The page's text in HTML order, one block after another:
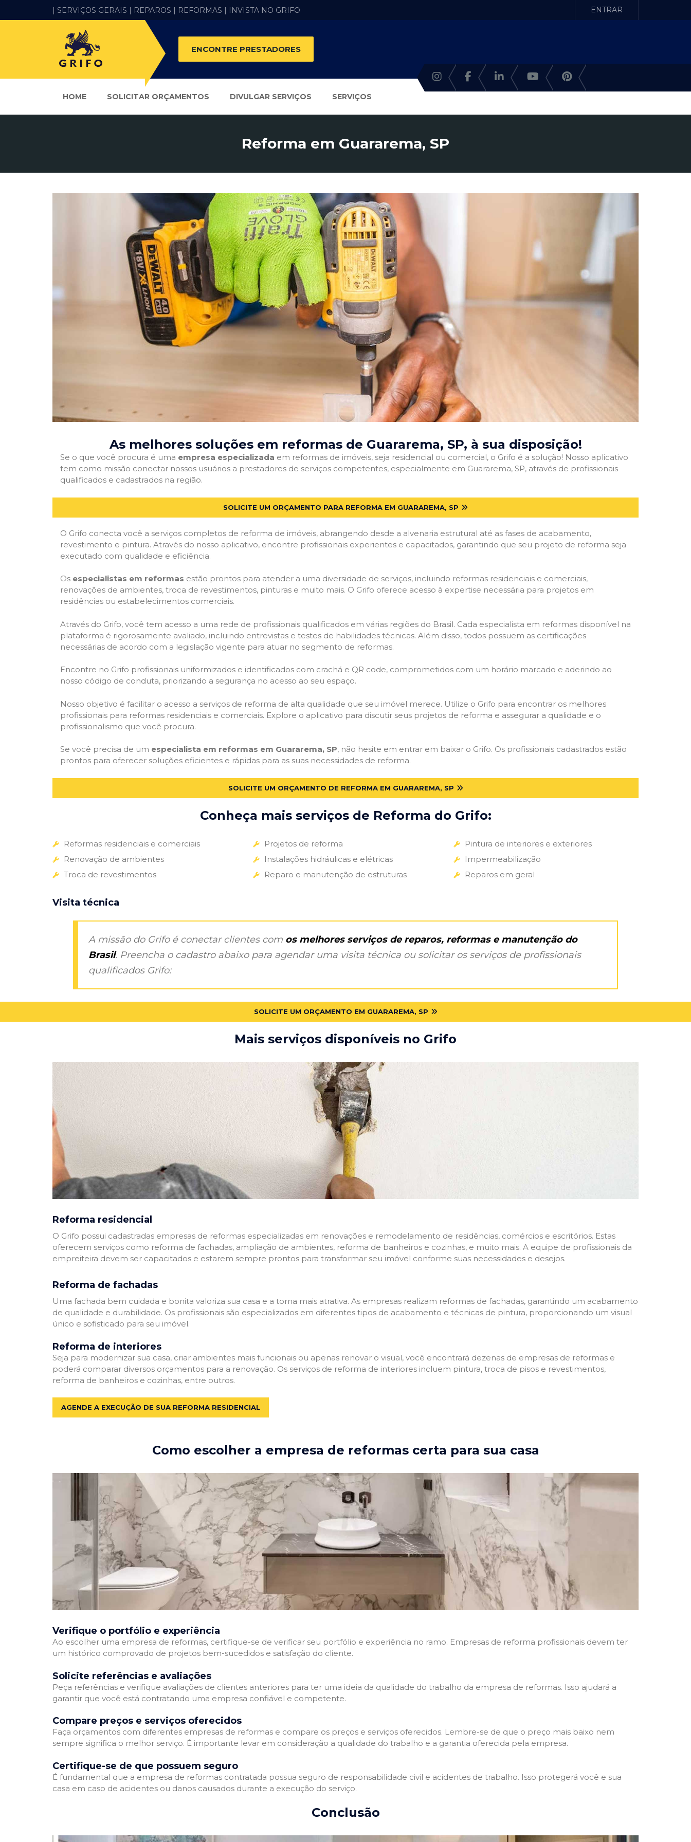
| SERVIÇOS GERAIS | REPAROS | REFORMAS | INVISTA NO GRIFO ENTRAR
ENCONTRE PRESTADORES
HOME SOLICITAR ORÇAMENTOS DIVULGAR SERVIÇOS SERVIÇOS
Reforma em Guararema, SP
As melhores soluções em reformas de Guararema, SP, à sua disposição!
Se o que você procura é uma empresa especializada em reformas de imóveis, seja residencial ou comercial, o Grifo é a solução! Nosso aplicativo
tem como missão conectar nossos usuários a prestadores de serviços competentes, especialmente em Guararema, SP, através de profissionais
qualificados e cadastrados na região.
SOLICITE UM ORÇAMENTO PARA REFORMA EM GUARAREMA, SP
O Grifo conecta você a serviços completos de reforma de imóveis, abrangendo desde a alvenaria estrutural até as fases de acabamento,
revestimento e pintura. Através do nosso aplicativo, encontre profissionais experientes e capacitados, garantindo que seu projeto de reforma seja
executado com qualidade e eficiência.
Os especialistas em reformas estão prontos para atender a uma diversidade de serviços, incluindo reformas residenciais e comerciais,
renovações de ambientes, troca de revestimentos, pinturas e muito mais. O Grifo oferece acesso à expertise necessária para projetos em
residências ou estabelecimentos comerciais.
Através do Grifo, você tem acesso a uma rede de profissionais qualificados em várias regiões do Brasil. Cada especialista em reformas disponível na
plataforma é rigorosamente avaliado, incluindo entrevistas e testes de habilidades técnicas. Além disso, todos possuem as certificações
necessárias de acordo com a legislação vigente para atuar no segmento de reformas.
Encontre no Grifo profissionais uniformizados e identificados com crachá e QR code, comprometidos com um horário marcado e aderindo ao
nosso código de conduta, priorizando a segurança no acesso ao seu espaço.
Nosso objetivo é facilitar o acesso a serviços de reforma de alta qualidade que seu imóvel merece. Utilize o Grifo para encontrar os melhores
profissionais para reformas residenciais e comerciais. Explore o aplicativo para discutir seus projetos de reforma e assegurar a qualidade e o
profissionalismo que você procura.
Se você precisa de um especialista em reformas em Guararema, SP, não hesite em entrar em baixar o Grifo. Os profissionais cadastrados estão
prontos para oferecer soluções eficientes e rápidas para as suas necessidades de reforma.
SOLICITE UM ORÇAMENTO DE REFORMA EM GUARAREMA, SP
Conheça mais serviços de Reforma do Grifo:
Reformas residenciais e comerciais
Renovação de ambientes
Troca de revestimentos
Projetos de reforma
Instalações hidráulicas e elétricas
Reparo e manutenção de estruturas
Pintura de interiores e exteriores
Impermeabilização
Reparos em geral
Visita técnica
A missão do Grifo é conectar clientes com os melhores serviços de reparos, reformas e manutenção do
Brasil. Preencha o cadastro abaixo para agendar uma visita técnica ou solicitar os serviços de profissionais
qualificados Grifo:
SOLICITE UM ORÇAMENTO EM GUARAREMA, SP
Mais serviços disponíveis no Grifo
Reforma residencial
O Grifo possui cadastradas empresas de reformas especializadas em renovações e remodelamento de residências, comércios e escritórios. Estas
oferecem serviços como reforma de fachadas, ampliação de ambientes, reforma de banheiros e cozinhas, e muito mais. A equipe de profissionais da
empreiteira devem ser capacitados e estarem sempre prontos para transformar seu imóvel conforme suas necessidades e desejos.
Reforma de fachadas
Uma fachada bem cuidada e bonita valoriza sua casa e a torna mais atrativa. As empresas realizam reformas de fachadas, garantindo um acabamento
de qualidade e durabilidade. Os profissionais são especializados em diferentes tipos de acabamento e técnicas de pintura, proporcionando um visual
único e sofisticado para seu imóvel.
Reforma de interiores
Seja para modernizar sua casa, criar ambientes mais funcionais ou apenas renovar o visual, você encontrará dezenas de empresas de reformas e
poderá comparar diversos orçamentos para a renovação. Os serviços de reforma de interiores incluem pintura, troca de pisos e revestimentos,
reforma de banheiros e cozinhas, entre outros.
AGENDE A EXECUÇÃO DE SUA REFORMA RESIDENCIAL
Como escolher a empresa de reformas certa para sua casa
Verifique o portfólio e experiência
Ao escolher uma empresa de reformas, certifique-se de verificar seu portfólio e experiência no ramo. Empresas de reforma profissionais devem ter
um histórico comprovado de projetos bem-sucedidos e satisfação do cliente.
Solicite referências e avaliações
Peça referências e verifique avaliações de clientes anteriores para ter uma ideia da qualidade do trabalho da empresa de reformas. Isso ajudará a
garantir que você está contratando uma empresa confiável e competente.
Compare preços e serviços oferecidos
Faça orçamentos com diferentes empresas de reformas e compare os preços e serviços oferecidos. Lembre-se de que o preço mais baixo nem
sempre significa o melhor serviço. É importante levar em consideração a qualidade do trabalho e a garantia oferecida pela empresa.
Certifique-se de que possuem seguro
É fundamental que a empresa de reformas contratada possua seguro de responsabilidade civil e acidentes de trabalho. Isso protegerá você e sua
casa em caso de acidentes ou danos causados durante a execução do serviço.
Conclusão